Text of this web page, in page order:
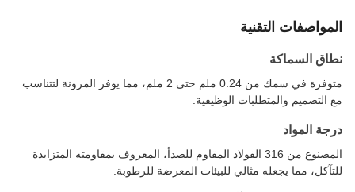
المواصفات التقنية
نطاق السماكة
متوفرة في سمك من 0.24 ملم حتى 2 ملم، مما يوفر المرونة لتتناسب
مع التصميم والمتطلبات الوظيفية.
درجة المواد
المصنوع من 316 الفولاذ المقاوم للصدأ، المعروف بمقاومته المتزايدة
للتآكل، مما يجعله مثالي للبيئات المعرضة للرطوبة.